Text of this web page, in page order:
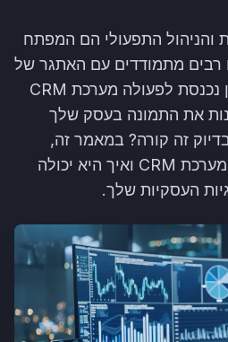
והניהול התפעולי הם המפתח
מתמודדים עם האתגר של
יעילות וזמינות מידע. כאן נכנסת לפעולה מערכת CRM
את התמונה בעסק שלך
זה קורה? במאמר זה,
נחקור את היתרונות של מערכת CRM ואיך היא יכולה
העסקיות שלך.